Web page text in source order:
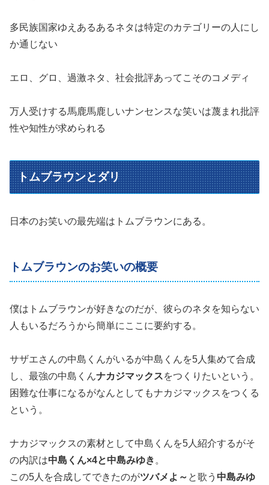
多民族国家ゆえあるあるネタは特定のカテゴリーの人にし
か通じない
エロ、グロ、過激ネタ、社会批評あってこそのコメディ
万人受けする馬鹿馬鹿しいナンセンスな笑いは蔑まれ批評
性や知性が求められる
トムブラウンとダリ
日本のお笑いの最先端はトムブラウンにある。
トムブラウンのお笑いの概要
僕はトムブラウンが好きなのだが、彼らのネタを知らない
人もいるだろうから簡単にここに要約する。
サザエさんの中島くんがいるが中島くんを5人集めて合成
し、最強の中島くんナカジマックスをつくりたいという。
困難な仕事になるがなんとしてもナカジマックスをつくる
という。
ナカジマックスの素材として中島くんを5人紹介するがそ
の内訳は中島くん×4と中島みゆき 。
この5人を合成してできたのがツバメよ～ と歌う 中島みゆ